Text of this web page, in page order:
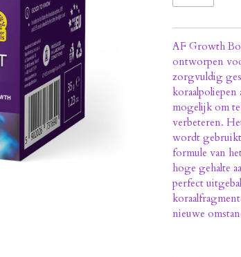
AF Growth
ontworpen
zorgvuldig
mogelijk om
verbeteren.
wordt gebruikt
formule van
hoge gehalte
perfect
nieuwe